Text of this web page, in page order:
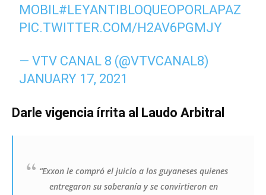
MOBIL#LEYANTIBLOQUEOPORLAPAZ
PIC.TWITTER.COM/H2AV6PGMJY
— VTV CANAL 8 (@VTVCANAL8)
JANUARY 17, 2021
Darle vigencia írrita al Laudo Arbitral
“Exxon le compró el juicio a los guyaneses quienes
entregaron su soberanía y se convirtieron en